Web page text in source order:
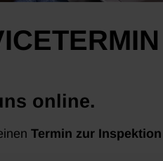
online.
Termin zur Inspektion